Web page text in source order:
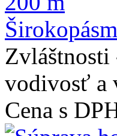
vodivosť a
Cena s